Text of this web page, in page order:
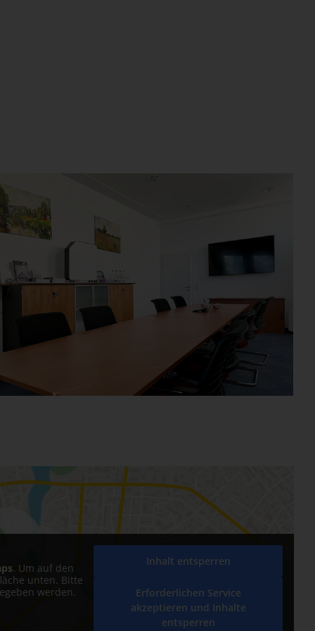
. Um auf den
unten. Bitte
werden.
Inhalt entsperren
Erforderlichen Service
akzeptieren und Inhalte
entsperren